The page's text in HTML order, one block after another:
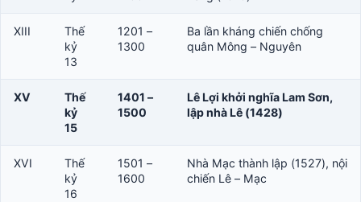
XIII
Thế
kỷ
13
1201 –
1300
Ba lần kháng chiến chống
quân Mông – Nguyên
XV
Thế
kỷ
15
1401 –
1500
Lê Lợi khởi nghĩa Lam Sơn,
lập nhà Lê (1428)
XVI
Thế
kỷ
16
1501 –
1600
Nhà Mạc thành lập (1527), nội
chiến Lê – Mạc